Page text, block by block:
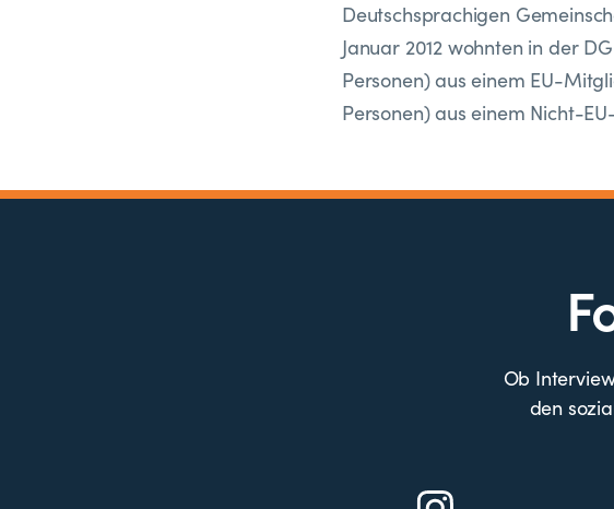
Deutschsprachigen
Januar 2012 wohnten in der
Personen) aus einem EU-
Personen) aus einem Nicht-
Ob
den